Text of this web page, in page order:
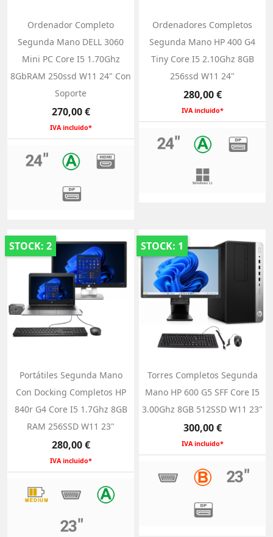
Ordenador Completo
Segunda Mano DELL 3060
Mini PC Core I5 1.70Ghz
8GbRAM 250ssd W11 24" Con
Soporte
Precio
270,00 €
IVA incluido*
Ordenadores Completos
Segunda Mano HP 400 G4
Tiny Core I5 2.10Ghz 8GB
256ssd W11 24"
Precio
280,00 €
IVA incluido*
STOCK: 2
Portátiles Segunda Mano
Con Docking Completos HP
840r G4 Core I5 1.7Ghz 8GB
RAM 256SSD W11 23"
Precio
280,00 €
IVA incluido*
STOCK: 1
Torres Completos Segunda
Mano HP 600 G5 SFF Core I5
3.00Ghz 8GB 512SSD W11 23"
Precio
300,00 €
IVA incluido*